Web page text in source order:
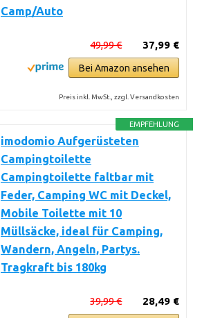
Camp/Auto
37,99 €
49,99 €
Bei Amazon ansehen
Preis inkl. MwSt., zzgl. Versandkosten
EMPFEHLUNG
imodomio Aufgerüsteten
Campingtoilette
Campingtoilette faltbar mit
Feder, Camping WC mit Deckel,
Mobile Toilette mit 10
Müllsäcke, ideal für Camping,
Wandern, Angeln, Partys.
Tragkraft bis 180kg
28,49 €
39,99 €